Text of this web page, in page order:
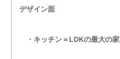
デザイン面
・キッチン＝LDKの最大の